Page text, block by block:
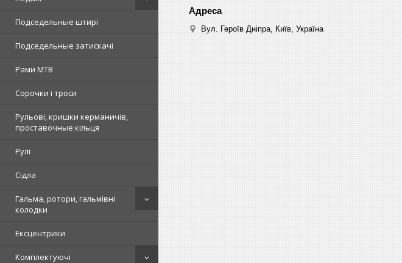
Подседельные штирі
Подседельные затискачі
Рами MTB
Сорочки і троси
Рульові, кришки керманичів,
проставочные кільця
Рулі
Сідла
Гальма, ротори, гальмівні
колодки
Ексцентрики
Комплектуючі
Вул. Героїв Дніпра, Київ, Україна